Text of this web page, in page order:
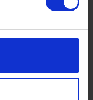
kategori